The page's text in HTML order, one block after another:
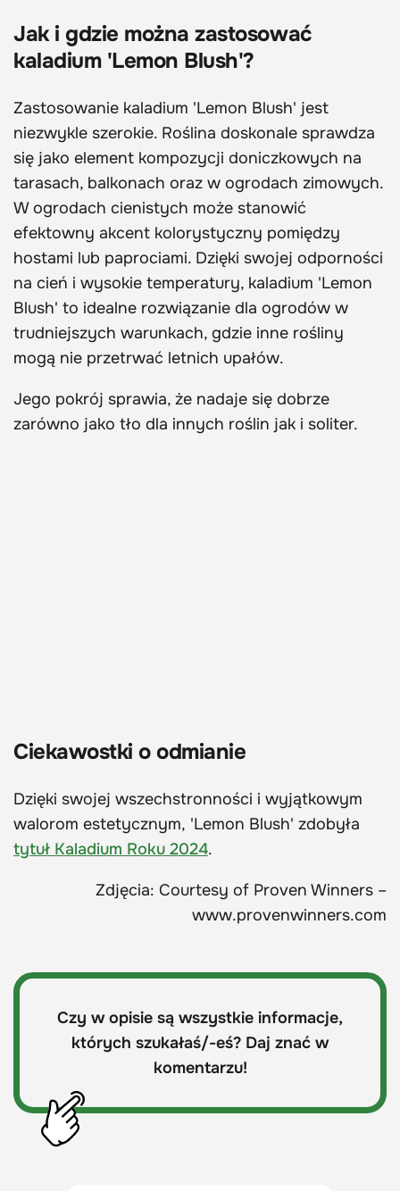
Jak i gdzie można zastosować
kaladium 'Lemon Blush'?
Zastosowanie kaladium 'Lemon Blush' jest
niezwykle szerokie. Roślina doskonale sprawdza
się jako element kompozycji doniczkowych na
tarasach, balkonach oraz w ogrodach zimowych.
W ogrodach cienistych może stanowić
efektowny akcent kolorystyczny pomiędzy
hostami lub paprociami. Dzięki swojej odporności
na cień i wysokie temperatury, kaladium 'Lemon
Blush' to idealne rozwiązanie dla ogrodów w
trudniejszych warunkach, gdzie inne rośliny
mogą nie przetrwać letnich upałów.
Jego pokrój sprawia, że nadaje się dobrze
zarówno jako tło dla innych roślin jak i soliter.
Ciekawostki o odmianie
Dzięki swojej wszechstronności i wyjątkowym
walorom estetycznym, 'Lemon Blush' zdobyła
tytuł Kaladium Roku 2024.
Zdjęcia: Courtesy of Proven Winners –
www.provenwinners.com
Czy w opisie są wszystkie informacje,
których szukałaś/-eś? Daj znać w
komentarzu!